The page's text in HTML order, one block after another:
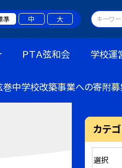
準 中 大
ＰＴＡ弦和会 学校運
巻中学校改築事業への寄附
カテ